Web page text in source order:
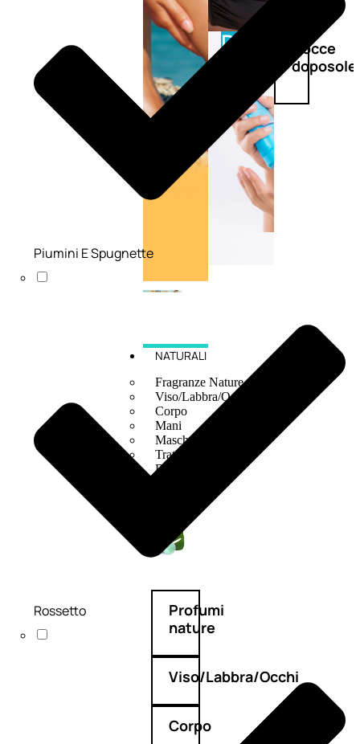
DoposoleDocce
doposole
NATURALI
Fragranze Nature
Viso/Labbra/Occhi Nature
Corpo
Mani
Maschera Nature
Trattamenti Viso
Detergenza
Profumi
nature
Viso/Labbra/Occhi
Corpo
Piumini E Spugnette
Rossetto